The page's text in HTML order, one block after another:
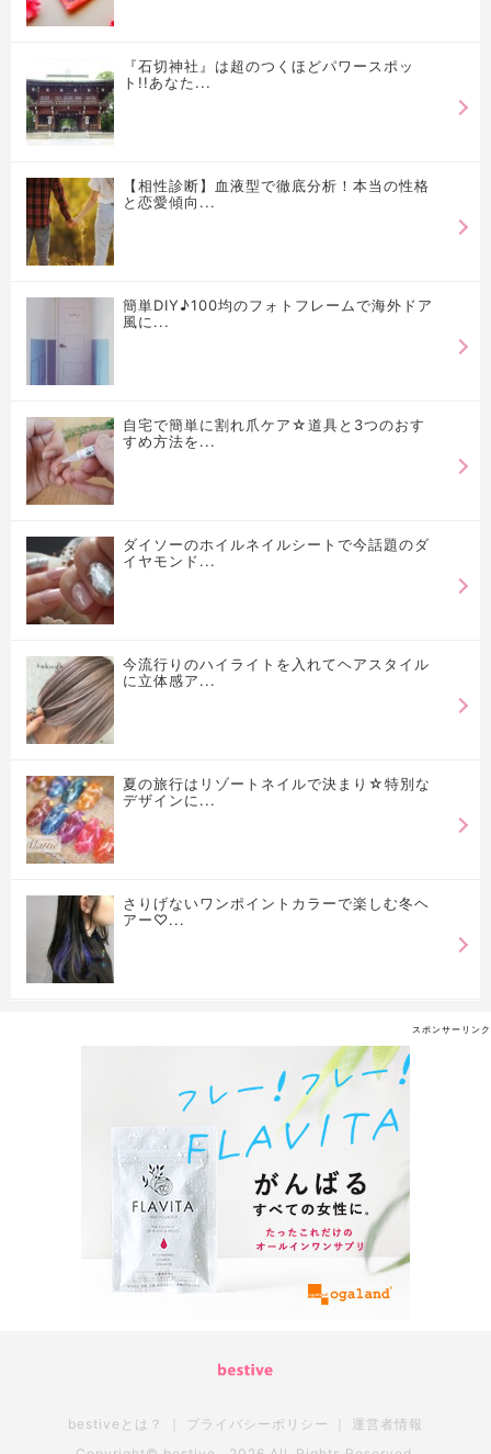
『石切神社』は超のつくほどパワースポッ
ト!!あなた...
【相性診断】血液型で徹底分析！本当の性格
と恋愛傾向...
簡単DIY♪100均のフォトフレームで海外ドア
風に...
自宅で簡単に割れ爪ケア☆道具と3つのおす
すめ方法を...
ダイソーのホイルネイルシートで今話題のダ
イヤモンド...
今流行りのハイライトを入れてヘアスタイル
に立体感ア...
夏の旅行はリゾートネイルで決まり☆特別な
デザインに...
さりげないワンポイントカラーで楽しむ冬ヘ
アー♡...
スポンサーリンク
bestiveとは？ プライバシーポリシー
運営者情報